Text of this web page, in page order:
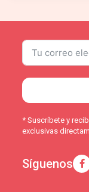
* Suscríbete y
exclusivas
Síguenos